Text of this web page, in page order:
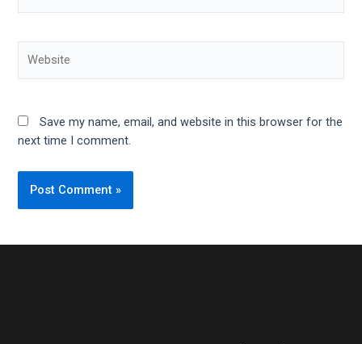
Save my name, email, and website in this browser for the
next time I comment.